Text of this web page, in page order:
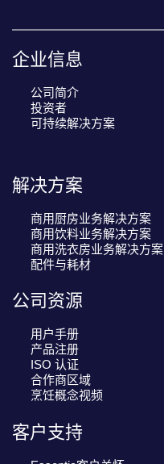
企业信息
公司简介
投资者
可持续解决方案
解决方案
商用厨房业务解决方案
商用饮料业务解决方案
商用洗衣房业务解决方案
配件与耗材
公司资源
用户手册
产品注册
ISO 认证
合作商区域
烹饪概念视频
客户支持